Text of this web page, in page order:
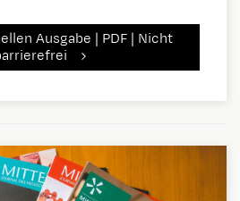
Ausgabe | PDF | Nicht